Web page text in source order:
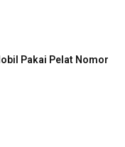
Pakai Pelat Nomor